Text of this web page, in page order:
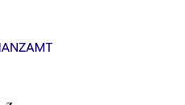
Direkt zum Kopf der
Direkt zum Inhalt
Direkt zum Fuß der